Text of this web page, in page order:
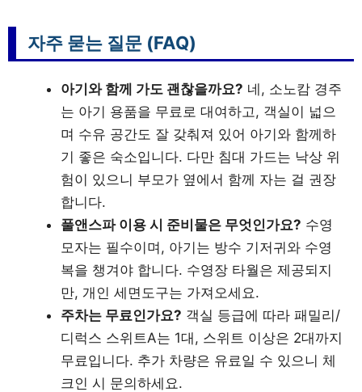
자주 묻는 질문 (FAQ)
아기와 함께 가도 괜찮을까요? 네, 소노캄 경주
는 아기 용품을 무료로 대여하고, 객실이 넓으
며 수유 공간도 잘 갖춰져 있어 아기와 함께하
기 좋은 숙소입니다. 다만 침대 가드는 낙상 위
험이 있으니 부모가 옆에서 함께 자는 걸 권장
합니다.
풀앤스파 이용 시 준비물은 무엇인가요? 수영
모자는 필수이며, 아기는 방수 기저귀와 수영
복을 챙겨야 합니다. 수영장 타월은 제공되지
만, 개인 세면도구는 가져오세요.
주차는 무료인가요? 객실 등급에 따라 패밀리/
디럭스 스위트A는 1대, 스위트 이상은 2대까지
무료입니다. 추가 차량은 유료일 수 있으니 체
크인 시 문의하세요.